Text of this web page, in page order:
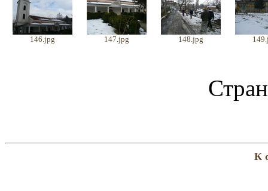
146.jpg 147.jpg 148.jpg
К